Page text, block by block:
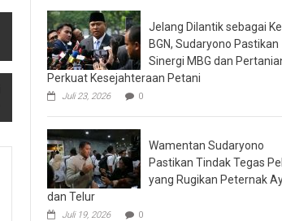
Jelang Dilantik sebagai
BGN, Sudaryono Pastikan
Sinergi MBG dan
Perkuat Kesejahteraan Petani
Juli 23, 2026 0
Wamentan Sudaryono
Pastikan Tindak Tegas
yang Rugikan Peternak
dan Telur
Juli 19, 2026 0